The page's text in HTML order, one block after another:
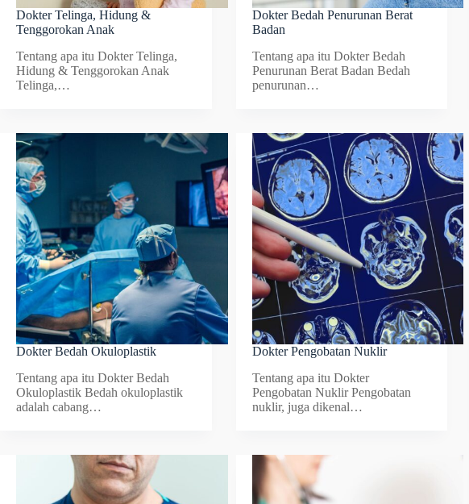
Dokter Telinga, Hidung &
Tenggorokan Anak
Tentang apa itu Dokter Telinga,
Hidung & Tenggorokan Anak
Telinga,…
Dokter Bedah Penurunan Berat
Badan
Tentang apa itu Dokter Bedah
Penurunan Berat Badan Bedah
penurunan…
Dokter Bedah Okuloplastik
Tentang apa itu Dokter Bedah
Okuloplastik Bedah okuloplastik
adalah cabang…
Dokter Pengobatan Nuklir
Tentang apa itu Dokter
Pengobatan Nuklir Pengobatan
nuklir, juga dikenal…